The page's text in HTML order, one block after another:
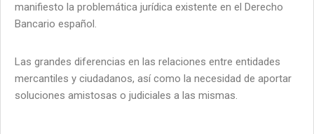
manifiesto la problemática jurídica existente en el Derecho
Bancario español.
Las grandes diferencias en las relaciones entre entidades
mercantiles y ciudadanos, así como la necesidad de aportar
soluciones amistosas o judiciales a las mismas.